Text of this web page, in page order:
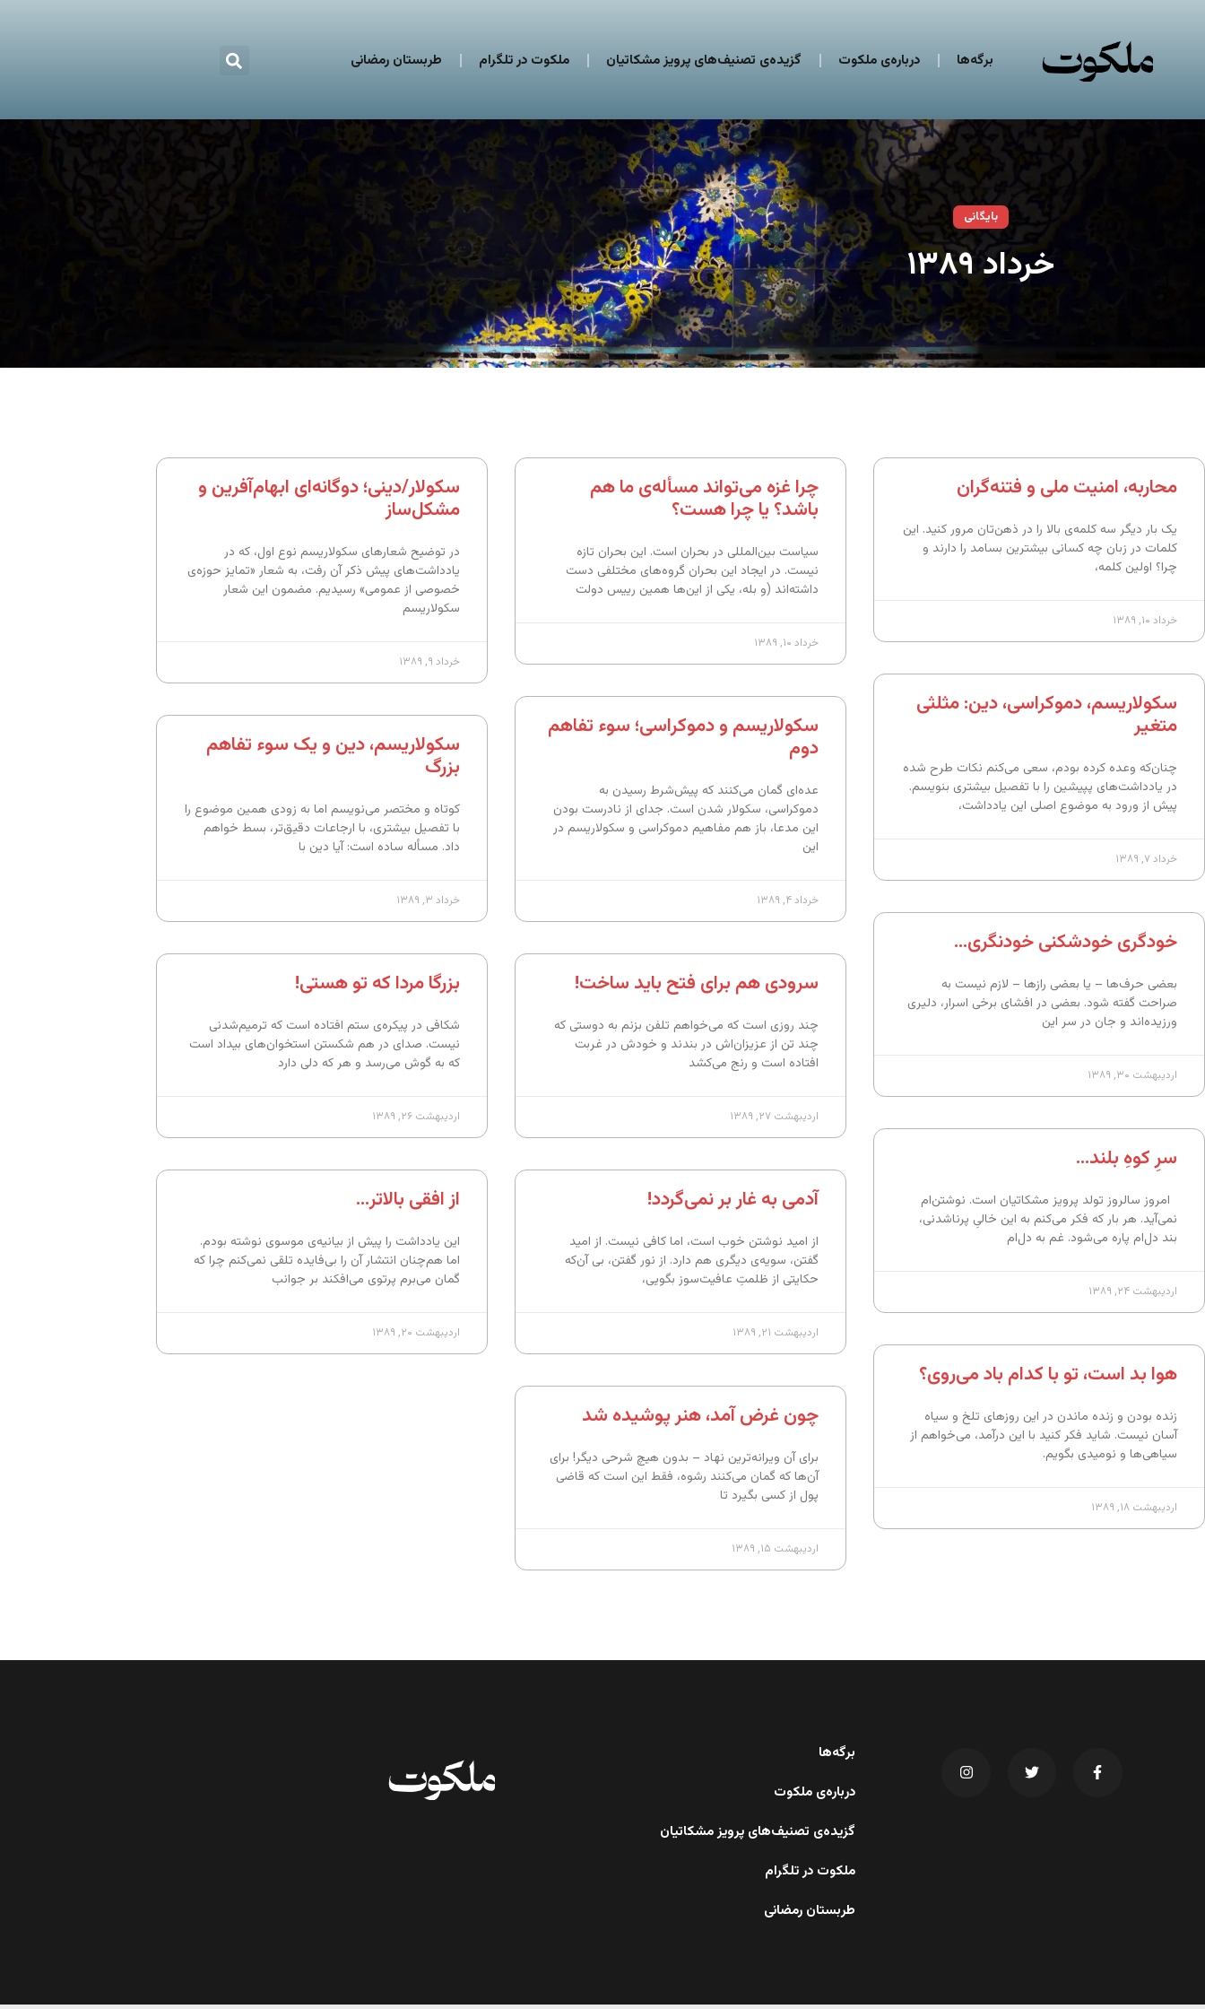
برگه‌ها درباره‌ی ملکوت گزیده‌ی تصنیف‌های پرویز مشکاتیان ملکوت در تلگرام طربستان رمضانی
بایگانی
خرداد ۱۳۸۹
محاربه، امنیت ملی و فتنه‌گران
یک بار دیگر سه کلمه‌ی بالا را در ذهن‌تان مرور کنید. این
کلمات در زبان چه کسانی بیشترین بسامد را دارند و
چرا؟ اولین کلمه،‌
خرداد ۱۰, ۱۳۸۹
چرا غزه می‌تواند مسأله‌ی ما هم
باشد؟ یا چرا هست؟
سیاست بین‌المللی در بحران است. این بحران تازه
نیست. در ایجاد این بحران گروه‌های مختلفی دست
داشته‌اند (و بله، یکی از این‌ها همین رییس دولت
خرداد ۱۰, ۱۳۸۹
سکولار/دینی؛ دوگانه‌ای ابهام‌آفرین و
مشکل‌ساز
در توضیح شعارهای سکولاریسم نوع اول، که در
یادداشت‌های پیش ذکر آن رفت، به شعار «تمایز حوزه‌ی
خصوصی از عمومی» رسیدیم. مضمون این شعار
سکولاریسم
خرداد ۹, ۱۳۸۹
سکولاریسم، دموکراسی، دین: مثلثی
متغیر
چنان‌که وعده کرده بودم، سعی می‌کنم نکات طرح شده
در یادداشت‌های پپیشین را با تفصیل بیشتری بنویسم.
پیش از ورود به موضوع اصلی این یادداشت،
خرداد ۷, ۱۳۸۹
سکولاریسم و دموکراسی؛ سوء تفاهم
دوم
عده‌ای گمان می‌کنند که پیش‌شرط رسیدن به
دموکراسی، سکولار شدن است. جدای از نادرست بودن
این مدعا، باز هم مفاهیم دموکراسی و سکولاریسم در
این
خرداد ۴, ۱۳۸۹
سکولاریسم، دین و یک سوء‌ تفاهم
بزرگ
کوتاه و مختصر می‌نویسم اما به زودی همین موضوع را
با تفصیل بیشتری، با ارجاعات دقیق‌تر، بسط خواهم
داد. مسأله ساده است: آیا دین با
خرداد ۳, ۱۳۸۹
خودگری خودشکنی خودنگری…
بعضی حرف‌ها – یا بعضی رازها – لازم نیست به
صراحت گفته شود. بعضی در افشای برخی اسرار، دلیری
ورزیده‌اند و جان در سر این
اردیبهشت ۳۰, ۱۳۸۹
سرودی هم برای فتح باید ساخت!
چند روزی است که می‌خواهم تلفن بزنم به دوستی که
چند تن از عزیزان‌اش در بندند و خودش در غربت
افتاده است و رنج می‌کشد
اردیبهشت ۲۷, ۱۳۸۹
بزرگا مردا که تو هستی!
شکافی در پیکره‌ی ستم افتاده است که ترمیم‌شدنی
نیست. صدای در هم شکستن استخوان‌های بیداد است
که به گوش می‌رسد و هر که دلی دارد
اردیبهشت ۲۶, ۱۳۸۹
سرِ کوهِ بلند…
امروز سالروز تولد پرویز مشکاتیان است. نوشتن‌ام
نمی‌آید. هر بار که فکر می‌کنم به این خالیِ پرناشدنی،
بند دل‌ام پاره می‌شود. غم به دل‌ام
اردیبهشت ۲۴, ۱۳۸۹
آدمی به غار بر نمی‌گردد!
از امید نوشتن خوب است، اما کافی نیست. از امید
گفتن، سویه‌ی دیگری هم دارد. از نور گفتن، بی آن‌که
حکایتی از ظلمتِ عافیت‌سوز بگویی،
اردیبهشت ۲۱, ۱۳۸۹
از افقی بالاتر…
این یادداشت را پیش از بیانیه‌ی موسوی نوشته بودم.
اما هم‌چنان انتشار آن را بی‌فایده تلقی نمی‌کنم چرا که
گمان می‌برم پرتوی می‌افکند بر جوانب
اردیبهشت ۲۰, ۱۳۸۹
هوا بد است، تو با کدام باد می‌روی؟
زنده بودن و زنده ماندن در این روزهای تلخ و سیاه
آسان نیست. شاید فکر کنید با این درآمد، می‌خواهم از
سیاهی‌ها و نومید‌ی بگویم.
اردیبهشت ۱۸, ۱۳۸۹
چون غرض آمد، هنر پوشیده شد
برای آن ویرانه‌ترین نهاد – بدون هیچ شرحی دیگر! برای
آن‌‌ها که گمان می‌کنند رشوه،‌ فقط این است که قاضی
پول از کسی بگیرد تا
اردیبهشت ۱۵, ۱۳۸۹
برگه‌ها
درباره‌ی ملکوت
گزیده‌ی تصنیف‌های پرویز مشکاتیان
ملکوت در تلگرام
طربستان رمضانی